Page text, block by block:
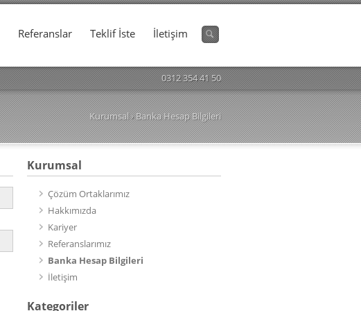
Referanslar Teklif İste İletişim
0312 354 41 50
Kurumsal›Banka Hesap Bilgileri
Kurumsal
Çözüm Ortaklarımız
Hakkımızda
Kariyer
Referanslarımız
Banka Hesap Bilgileri
İletişim
Kategoriler